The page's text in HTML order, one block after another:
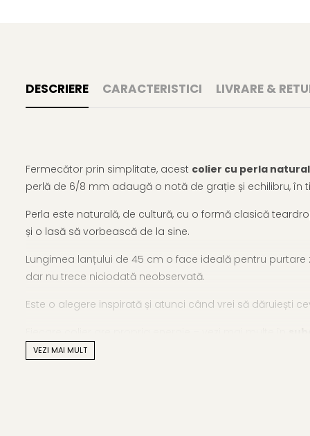
DESCRIERE CARACTERISTICI LIVRARE &
Fermecător prin simplitate, acest colier cu perla
perlă de 6/8 mm adaugă o notă de grație și echilibru, în
Perla este naturală, de cultură, cu o formă clasică
și o lasă să vorbească de la sine.
Lungimea lanțului de 45 cm o face ideală pentru
dar nu trece niciodată neobservată.
Este o alegere inspirată și atunci când vrei să dăruiești
potrivește.
VEZI MAI MULT